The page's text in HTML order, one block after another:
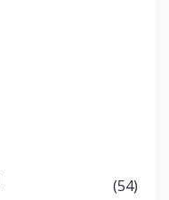
(54)